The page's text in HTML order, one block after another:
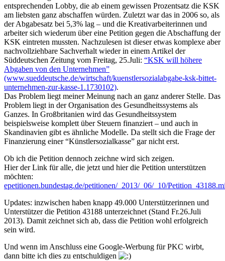
entsprechenden Lobby, die ab einem gewissen Prozentsatz die KSK
am liebsten ganz abschaffen würden. Zuletzt war das in 2006 so, als
der Abgabesatz bei 5,3% lag – und die Kreativarbeiterinnen und
arbeiter sich wiederum über eine Petition gegen die Abschaffung der
KSK eintreten mussten. Nachzulesen ist dieser etwas komplexe aber
nachvollziehbare Sachverhalt wieder in einem Artikel der
Süddeutschen Zeitung vom Freitag, 25.Juli: “KSK will höhere
Abgaben von den Unternehmen”
(www.sueddeutsche.de/wirtschaft/kuenstlersozialabgabe-ksk-bittet-
unternehmen-zur-kasse-1.1730102).
Das Problem liegt meiner Meinung nach an ganz anderer Stelle. Das
Problem liegt in der Organisation des Gesundheitssystems als
Ganzes. In Großbritanien wird das Gesundheitssystem
beispielsweise komplett über Steuern finanziert – und auch in
Skandinavien gibt es ähnliche Modelle. Da stellt sich die Frage der
Finanzierung einer “Künstlersozialkasse” gar nicht erst.
Ob ich die Petition dennoch zeichne wird sich zeigen.
Hier der Link für alle, die jetzt und hier die Petition unterstützen
möchten:
epetitionen.bundestag.de/petitionen/_2013/_06/_10/
Updates: inzwischen haben knapp 49.000 Unterstützerinnen und
Unterstützer die Petition 43188 unterzeichnet (Stand Fr.26.Juli
2013). Damit zeichnet sich ab, dass die Petition wohl erfolgreich
sein wird.
Und wenn im Anschluss eine Google-Werbung für PKC wirbt,
dann bitte ich dies zu entschuldigen